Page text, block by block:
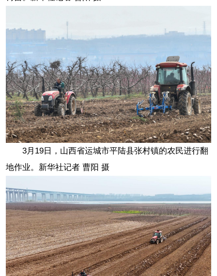
3月19日，山西省运城市平陆县张村镇的农民进行翻
地作业。新华社记者 曹阳 摄